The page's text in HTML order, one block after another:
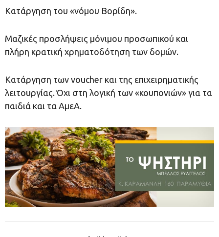
Κατάργηση του «νόμου Βορίδη».
Μαζικές προσλήψεις μόνιμου προσωπικού και
πλήρη κρατική χρηματοδότηση των δομών.
Κατάργηση των voucher και της επιχειρηματικής
λειτουργίας. Όχι στη λογική των «κουπονιών» για τα
παιδιά και τα ΑμεΑ.